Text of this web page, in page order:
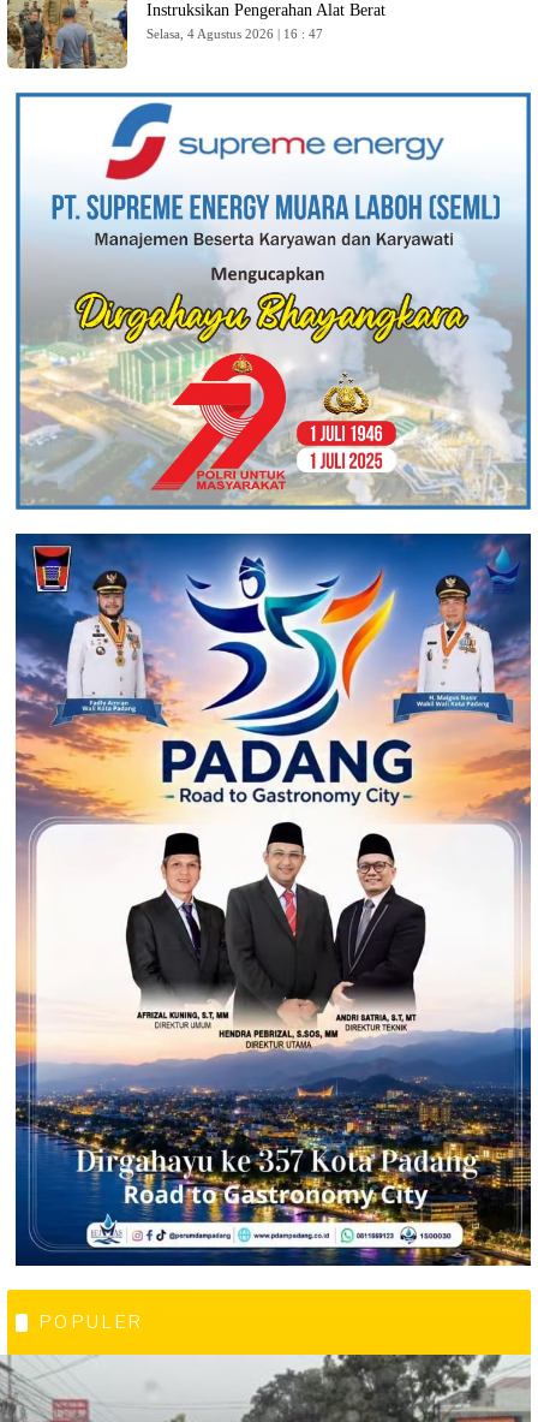
Instruksikan Pengerahan Alat Berat
Selasa, 4 Agustus 2026 | 16 : 47
POPULER